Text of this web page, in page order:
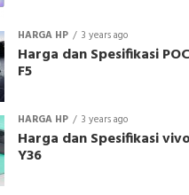
HARGA HP 3 years ago
Harga dan Spesifikasi
F5
HARGA HP 3 years ago
Harga dan Spesifikasi vivo
Y36